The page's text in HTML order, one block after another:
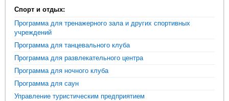
Спорт и отдых:
Программа для тренажерного зала и других спортивных
учреждений
Программа для танцевального клуба
Программа для развлекательного центра
Программа для ночного клуба
Программа для саун
Управление туристическим предприятием